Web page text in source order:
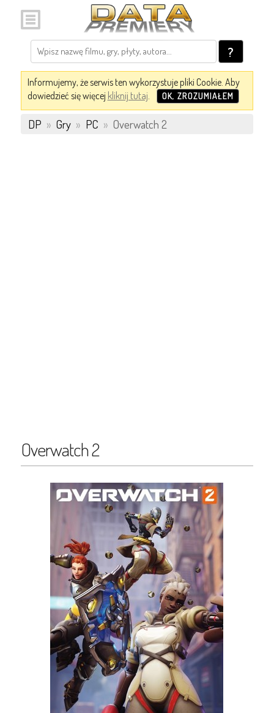
?
Informujemy, że serwis ten wykorzystuje pliki Cookie. Aby
dowiedzieć się więcej kliknij tutaj. OK, ZROZUMIAŁEM
DP » Gry » PC » Overwatch 2
Overwatch 2